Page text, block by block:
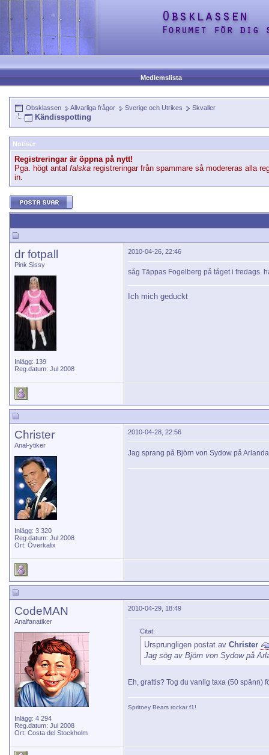
Medlemslista
Obsklassen Allvarliga frågor Sverige och Utrikes Skvaller
Kändisspotting
Notiser
Registreringar är öppna på nytt!
Pga. högt antal falska registreringar från spammare så modereras alla
in.
dr fotpall
Pink Sissy
Inlägg: 139
Reg.datum: Jul 2008
2010-04-26, 22:46
såg Täppas Fogelberg på tåget i fredags.
Ich mich geduckt
Christer
Anal-ytiker
Inlägg: 3 320
Reg.datum: Jul 2008
Ort: Överkalix
2010-04-28, 22:56
Jag sprang på Björn von Sydow på
CodeMAN
Analfanatiker
Inlägg: 4 294
Reg.datum: Jul 2008
Ort: Costa del Stockholm
2010-04-29, 18:49
Citat:
Ursprungligen postat av Christer
Jag sög av Björn von Sydow på
Eh, grattis? Tog du vanlig taxa (50 spänn)
Spritney Bears rockar f1!